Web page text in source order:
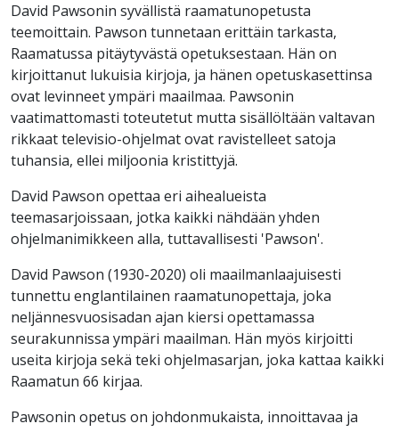
David Pawsonin syvällistä raamatunopetusta
teemoittain. Pawson tunnetaan erittäin tarkasta,
Raamatussa pitäytyvästä opetuksestaan. Hän on
kirjoittanut lukuisia kirjoja, ja hänen opetuskasettinsa
ovat levinneet ympäri maailmaa. Pawsonin
vaatimattomasti toteutetut mutta sisällöltään valtavan
rikkaat televisio-ohjelmat ovat ravistelleet satoja
tuhansia, ellei miljoonia kristittyjä.
David Pawson opettaa eri aihealueista
teemasarjoissaan, jotka kaikki nähdään yhden
ohjelmanimikkeen alla, tuttavallisesti 'Pawson'.
David Pawson (1930-2020) oli maailmanlaajuisesti
tunnettu englantilainen raamatunopettaja, joka
neljännesvuosisadan ajan kiersi opettamassa
seurakunnissa ympäri maailman. Hän myös kirjoitti
useita kirjoja sekä teki ohjelmasarjan, joka kattaa kaikki
Raamatun 66 kirjaa.
Pawsonin opetus on johdonmukaista, innoittavaa ja